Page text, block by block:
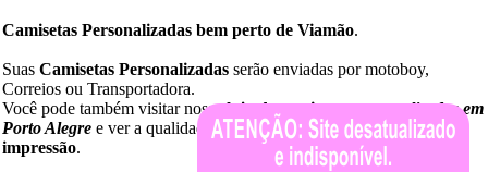
Camisetas Personalizadas bem perto de Viamão.
Suas Camisetas Personalizadas serão enviadas por motoboy,
Correios ou Transportadora.
Você pode também visitar nossaloja de camisetaspersonalizadas em
Porto Alegre e ver a qualidade de nossas malhas equalidade de
impressão.